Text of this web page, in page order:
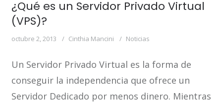
¿Qué es un Servidor Privado Virtual
(VPS)?
octubre 2, 2013 Cinthia Mancini Noticias
Un Servidor Privado Virtual es la forma de
conseguir la independencia que ofrece un
Servidor Dedicado por menos dinero. Mientras